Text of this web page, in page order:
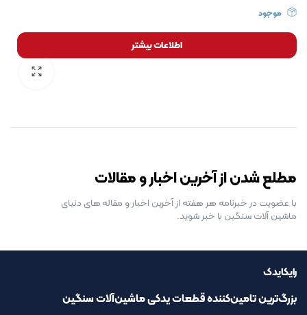
موجود
اطلاعات بیشتر
مطلع شدن از آخرین اخبار و مقالات
با عضویت در خبرنامه هر هفته از آخرین اخبار و مقاله های دنیای
ماشین آلات سنگین با خبر شوید.
رایکایدک
بزرگ‌ترین تامین‌کننده قطعات یدکی ماشین‌آلات سنگین